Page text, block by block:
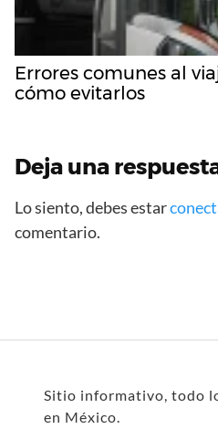
Errores comunes al
cómo evitarlos
Deja una
Lo siento, debes estar
comentario.
Sitio informativo, todo
en México.